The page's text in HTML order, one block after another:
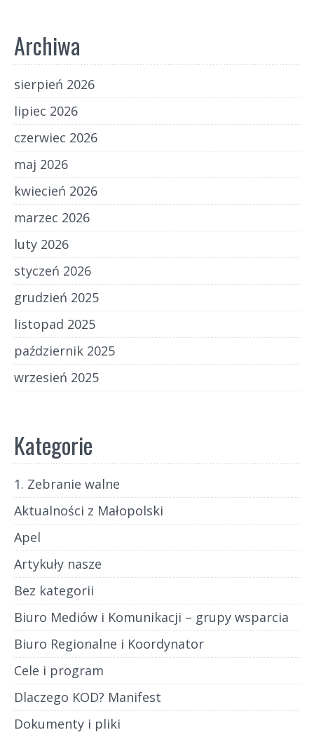
Archiwa
sierpień 2026
lipiec 2026
czerwiec 2026
maj 2026
kwiecień 2026
marzec 2026
luty 2026
styczeń 2026
grudzień 2025
listopad 2025
październik 2025
wrzesień 2025
Kategorie
1. Zebranie walne
Aktualności z Małopolski
Apel
Artykuły nasze
Bez kategorii
Biuro Mediów i Komunikacji – grupy wsparcia
Biuro Regionalne i Koordynator
Cele i program
Dlaczego KOD? Manifest
Dokumenty i pliki